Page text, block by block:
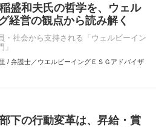
盛和夫氏の哲学を、ウェル
経営の観点から読み解く
・社会から支持される「ウェルビーイン
」
/ 弁護士／ウエルビーイングＥＳＧアドバイザ
下の行動変革は、昇給・賞